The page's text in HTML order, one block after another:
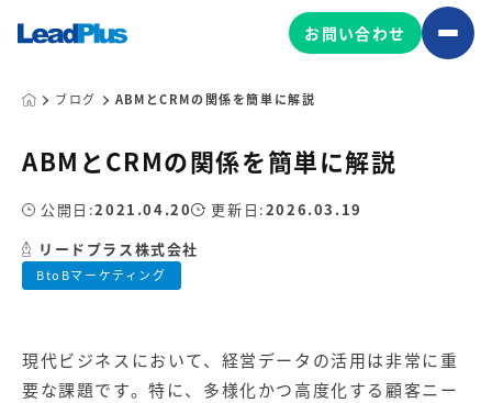
広告プロモーション
Web制作
マーケティングコンサルティング
マーケティング基盤
マーケティング基盤の製品
サイトアクセス解析ダッシュ
ボード
HubSpot導入・運用
お問い合わせ
ブログ ABMとCRMの関係を簡単に解説
ABMとCRMの関係を簡単に解説
BtoBマーケティング
公開日:2021.04.20 更新日:2026.03.19
リードプラス株式会社
現代ビジネスにおいて、経営データの活用は非常に重
要な課題です。特に、多様化かつ高度化する顧客ニー